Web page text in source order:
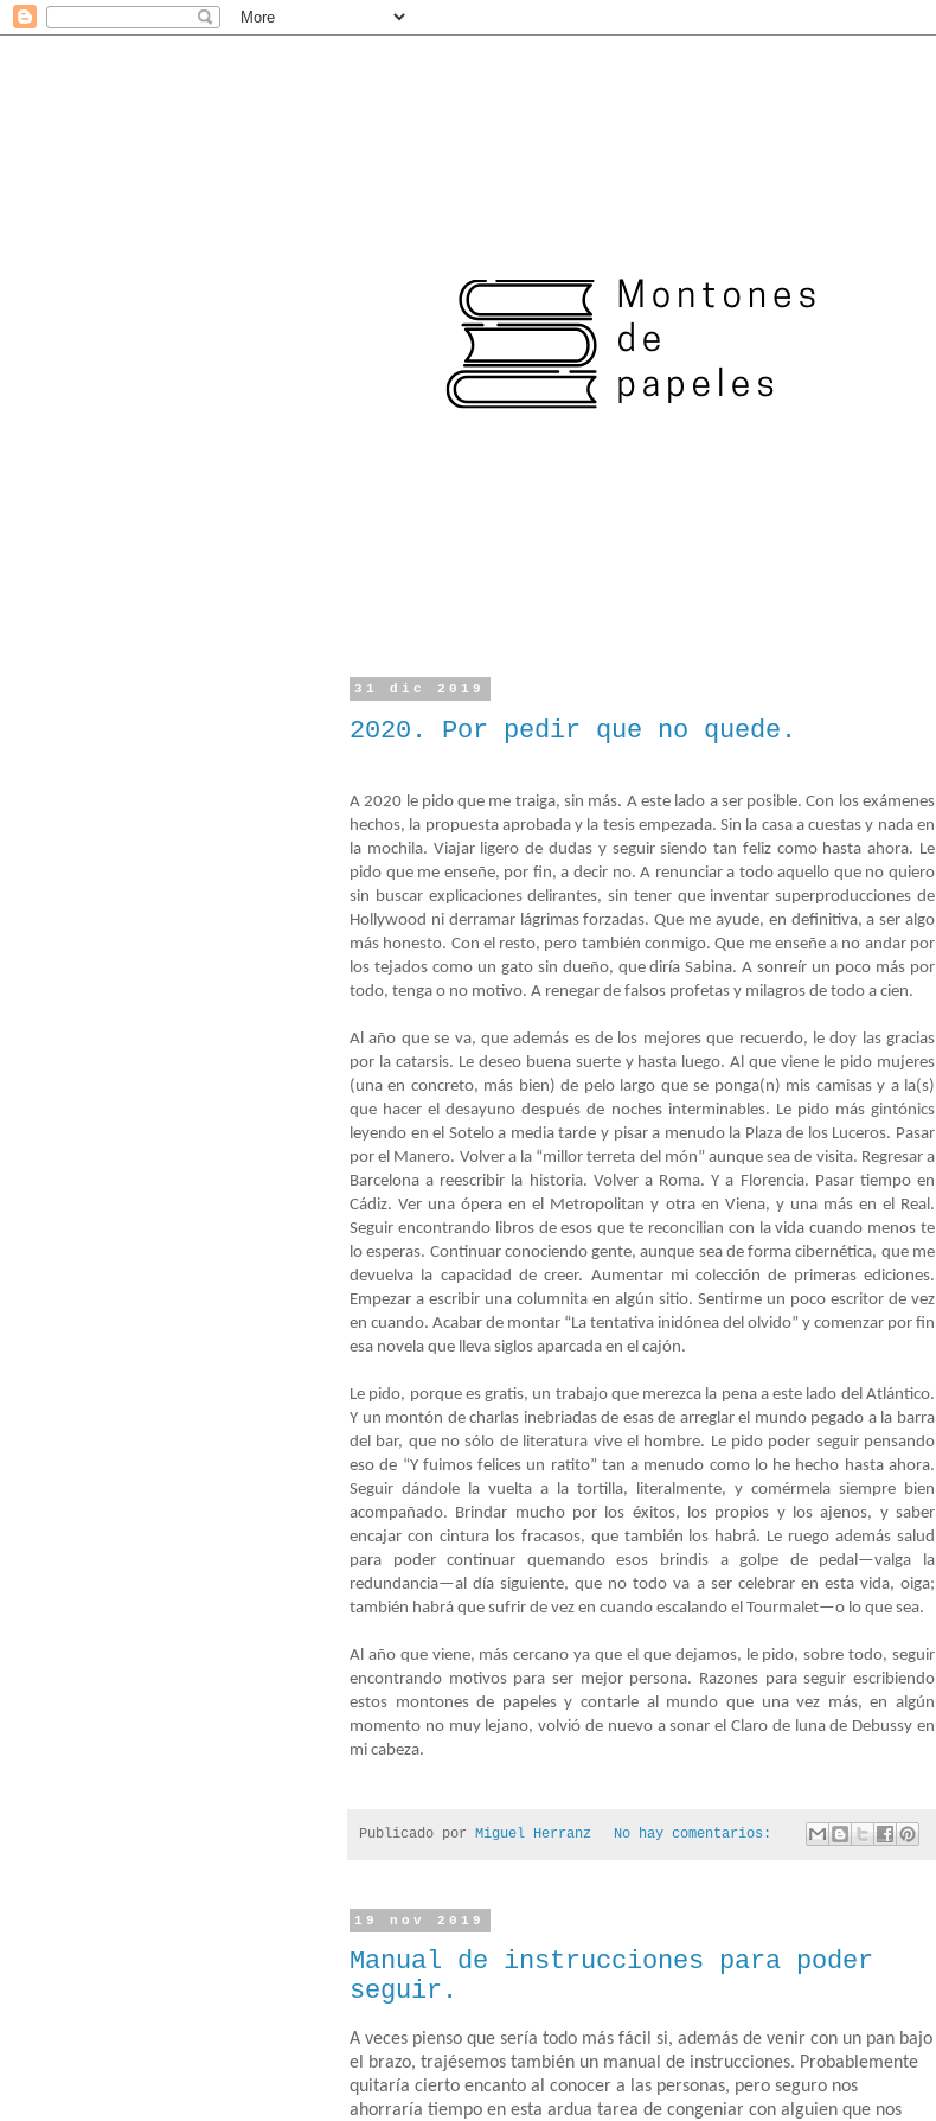
31 dic 2019
2020. Por pedir que no quede.
A 2020 le pido que me traiga, sin más. A este lado a ser posible. Con los exámenes
hechos, la propuesta aprobada y la tesis empezada. Sin la casa a cuestas y nada en
la mochila. Viajar ligero de dudas y seguir siendo tan feliz como hasta ahora. Le
pido que me enseñe, por fin, a decir no. A renunciar a todo aquello que no quiero
sin buscar explicaciones delirantes, sin tener que inventar superproducciones de
Hollywood ni derramar lágrimas forzadas. Que me ayude, en definitiva, a ser algo
más honesto. Con el resto, pero también conmigo. Que me enseñe a no andar por
los tejados como un gato sin dueño, que diría Sabina. A sonreír un poco más por
todo, tenga o no motivo. A renegar de falsos profetas y milagros de todo a cien.
Al año que se va, que además es de los mejores que recuerdo, le doy las gracias
por la catarsis. Le deseo buena suerte y hasta luego. Al que viene le pido mujeres
(una en concreto, más bien) de pelo largo que se ponga(n) mis camisas y a la(s)
que hacer el desayuno después de noches interminables. Le pido más gintónics
leyendo en el Sotelo a media tarde y pisar a menudo la Plaza de los Luceros. Pasar
por el Manero. Volver a la “millor terreta del món” aunque sea de visita. Regresar a
Barcelona a reescribir la historia. Volver a Roma. Y a Florencia. Pasar tiempo en
Cádiz. Ver una ópera en el Metropolitan y otra en Viena, y una más en el Real.
Seguir encontrando libros de esos que te reconcilian con la vida cuando menos te
lo esperas. Continuar conociendo gente, aunque sea de forma cibernética, que me
devuelva la capacidad de creer. Aumentar mi colección de primeras ediciones.
Empezar a escribir una columnita en algún sitio. Sentirme un poco escritor de vez
en cuando. Acabar de montar “La tentativa inidónea del olvido” y comenzar por fin
esa novela que lleva siglos aparcada en el cajón.
Le pido, porque es gratis, un trabajo que merezca la pena a este lado del Atlántico.
Y un montón de charlas inebriadas de esas de arreglar el mundo pegado a la barra
del bar, que no sólo de literatura vive el hombre. Le pido poder seguir pensando
eso de “Y fuimos felices un ratito” tan a menudo como lo he hecho hasta ahora.
Seguir dándole la vuelta a la tortilla, literalmente, y comérmela siempre bien
acompañado. Brindar mucho por los éxitos, los propios y los ajenos, y saber
encajar con cintura los fracasos, que también los habrá. Le ruego además salud
para poder continuar quemando esos brindis a golpe de pedal—valga la
redundancia—al día siguiente, que no todo va a ser celebrar en esta vida, oiga;
también habrá que sufrir de vez en cuando escalando el Tourmalet—o lo que sea.
Al año que viene, más cercano ya que el que dejamos, le pido, sobre todo, seguir
encontrando motivos para ser mejor persona. Razones para seguir escribiendo
estos montones de papeles y contarle al mundo que una vez más, en algún
momento no muy lejano, volvió de nuevo a sonar el Claro de luna de Debussy en
mi cabeza.
Publicado por Miguel Herranz No hay comentarios:
19 nov 2019
Manual de instrucciones para poder
seguir.
A veces pienso que sería todo más fácil si, además de venir con un pan bajo
el brazo, trajésemos también un manual de instrucciones. Probablemente
quitaría cierto encanto al conocer a las personas, pero seguro nos
ahorraría tiempo en esta ardua tarea de congeniar con alguien que nos